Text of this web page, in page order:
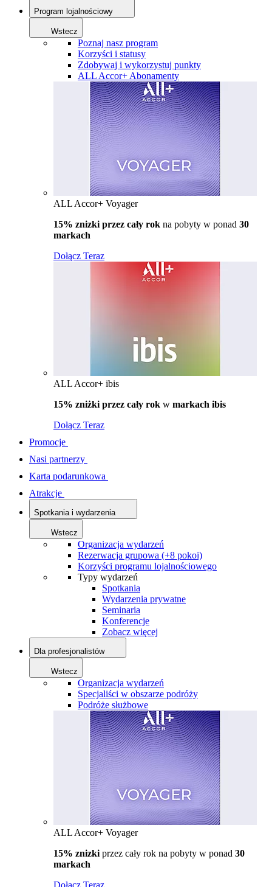
Program lojalnościowy
Wstecz
Poznaj nasz program
Korzyści i statusy
Zdobywaj i wykorzystuj punkty
ALL Accor+ Abonamenty
ALL Accor+ Voyager
15% znizki przez cały rok na pobyty w ponad 30
markach
Dołącz Teraz
ALL Accor+ ibis
15% zniżki przez cały rok w markach ibis
Dołącz Teraz
Promocje
Nasi partnerzy
Karta podarunkowa
Atrakcje
Spotkania i wydarzenia
Wstecz
Organizacja wydarzeń
Rezerwacja grupowa (+8 pokoi)
Korzyści programu lojalnościowego
Typy wydarzeń
Spotkania
Wydarzenia prywatne
Seminaria
Konferencje
Zobacz więcej
Dla profesjonalistów
Wstecz
Organizacja wydarzeń
Specjaliści w obszarze podróży
Podróże służbowe
ALL Accor+ Voyager
15% znizki przez cały rok na pobyty w ponad 30
markach
Dołącz Teraz